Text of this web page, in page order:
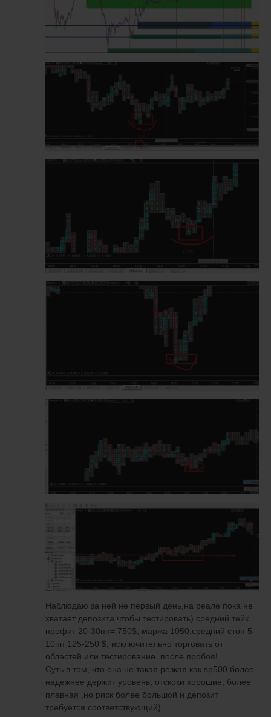
Наблюдаю за ней не первый день,на реале пока не
хватает депозита чтобы тестировать) средний тейк
профит 20-30пп= 750$, маржа 1050,средний стоп 5-
10пп 125-250 $, исключительно торговать от
областей или тестирование после пробоя!
Суть в том, что она не такая резкая как sp500,более
надежнее держит уровень, отскоки хорошие, более
плавная ,но риск более большой и депозит
требуется соответствующий)